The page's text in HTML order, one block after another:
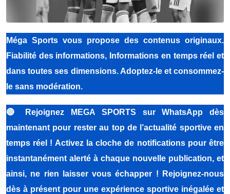
Méga Sports vous propose des contenus originaux.
Fiabilité des informations, Informations en temps réel et
dans toutes ses dimensions. Adoptez-le et consommez-
le sans modération.
🔴
Rejoignez MEGA SPORTS sur WhatsApp dès
maintenant pour rester au top de l’actualité sportive en
temps réel ! Activez la cloche de notifications pour être
instantanément alerté à chaque nouvelle publication, et
ainsi, ne rien laisser vous échapper ! Rejoignez-nous
dès à présent pour une expérience sportive inégalée et